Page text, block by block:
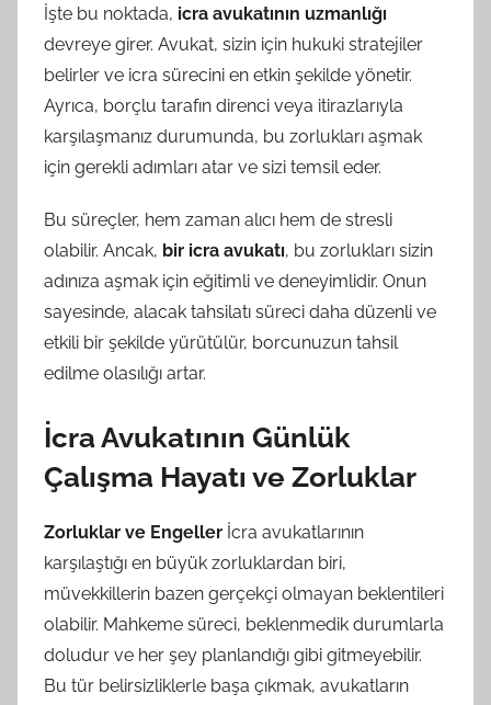
İşte bu noktada, icra avukatının uzmanlığı
devreye girer. Avukat, sizin için hukuki stratejiler
belirler ve icra sürecini en etkin şekilde yönetir.
Ayrıca, borçlu tarafın direnci veya itirazlarıyla
karşılaşmanız durumunda, bu zorlukları aşmak
için gerekli adımları atar ve sizi temsil eder.
Bu süreçler, hem zaman alıcı hem de stresli
olabilir. Ancak, bir icra avukatı, bu zorlukları sizin
adınıza aşmak için eğitimli ve deneyimlidir. Onun
sayesinde, alacak tahsilatı süreci daha düzenli ve
etkili bir şekilde yürütülür, borcunuzun tahsil
edilme olasılığı artar.
İcra Avukatının Günlük
Çalışma Hayatı ve Zorluklar
Zorluklar ve Engeller İcra avukatlarının
karşılaştığı en büyük zorluklardan biri,
müvekkillerin bazen gerçekçi olmayan beklentileri
olabilir. Mahkeme süreci, beklenmedik durumlarla
doludur ve her şey planlandığı gibi gitmeyebilir.
Bu tür belirsizliklerle başa çıkmak, avukatların